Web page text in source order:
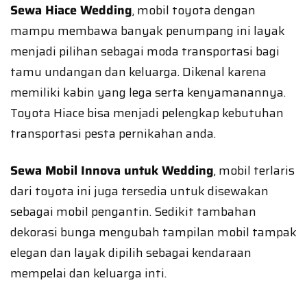
Sewa Hiace Wedding, mobil toyota dengan
mampu membawa banyak penumpang ini layak
menjadi pilihan sebagai moda transportasi bagi
tamu undangan dan keluarga. Dikenal karena
memiliki kabin yang lega serta kenyamanannya.
Toyota Hiace bisa menjadi pelengkap kebutuhan
transportasi pesta pernikahan anda.
Sewa Mobil Innova untuk Wedding, mobil terlaris
dari toyota ini juga tersedia untuk disewakan
sebagai mobil pengantin. Sedikit tambahan
dekorasi bunga mengubah tampilan mobil tampak
elegan dan layak dipilih sebagai kendaraan
mempelai dan keluarga inti.